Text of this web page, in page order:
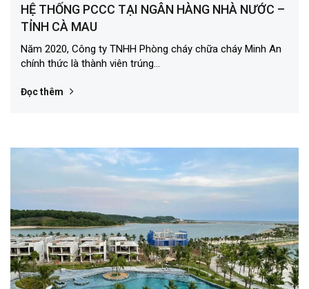
HỆ THỐNG PCCC TẠI NGÂN HÀNG NHÀ NƯỚC –
TỈNH CÀ MAU
Năm 2020, Công ty TNHH Phòng cháy chữa cháy Minh An
chính thức là thành viên trúng...
Đọc thêm